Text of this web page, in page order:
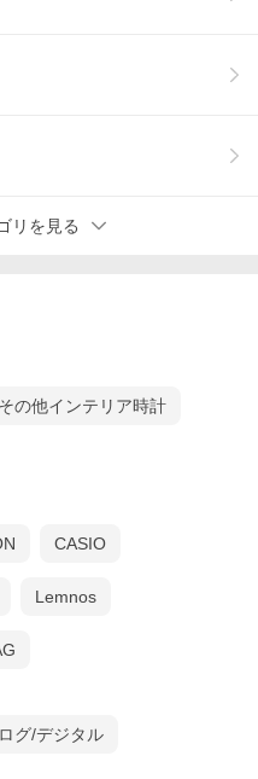
リを見る
その他インテリア時計
CASIO
Lemnos
グ/デジタル